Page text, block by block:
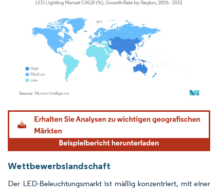
Bild © Mordor Intelligence. Wiederverwendung erfordert Namensnennung gemäß
Wettbewerbslandschaft
Der LED-Beleuchtungsmarkt ist mäßig konzentriert, mit einer